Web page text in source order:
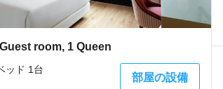
room, 1 Queen
ッド 1台
部屋の設備